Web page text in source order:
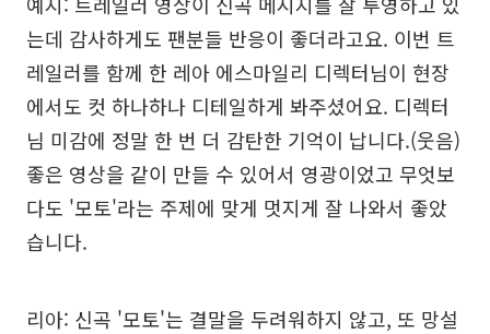
는데 감사하게도 팬분들 반응이 좋더라고요. 이번 트
레일러를 함께 한 레아 에스마일리 디렉터님이 현장
에서도 컷 하나하나 디테일하게 봐주셨어요. 디렉터
님 미감에 정말 한 번 더 감탄한 기억이 납니다.(웃음)
좋은 영상을 같이 만들 수 있어서 영광이었고 무엇보
다도 '모토'라는 주제에 맞게 멋지게 잘 나와서 좋았
습니다.
리아: 신곡 '모토'는 결말을 두려워하지 않고, 또 망설